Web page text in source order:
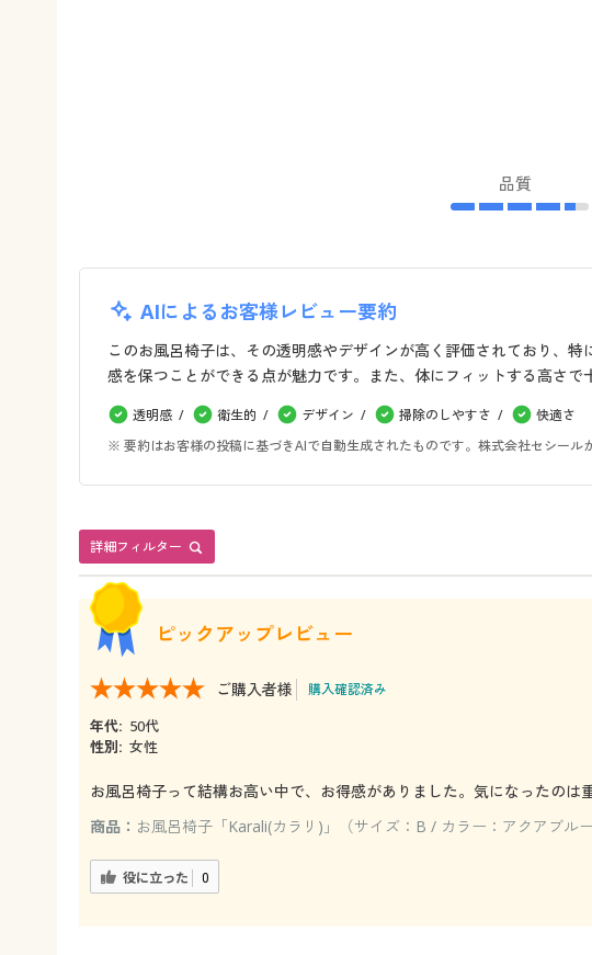
品質
AIによるお客様レビュー要約
このお風呂椅子は、その透明感やデザインが高く評価されており、
感を保つことができる点が魅力です。また、体にフィットする高さ
透明感 衛生的 デザイン 掃除のしやすさ
快適さ
※ 要約はお客様の投稿に基づきAIで自動生成されたものです。株式会社セシール
詳細フィルター
ピックアップレビュー
ご購入者様 購入確認済み
年代: 50代
性別: 女性
お風呂椅子って結構お高い中で、お得感がありました。気になったの
商品： お風呂椅子「Karali(カラリ)」（サイズ：B / カラー：アクアブルー
役に立った 0